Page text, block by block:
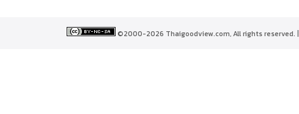
©2000-2026 Thaigoodview.com, All rights reserved. |